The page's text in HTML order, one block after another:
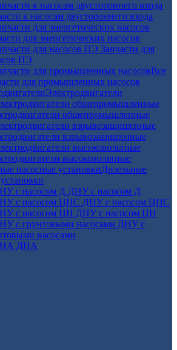
к насосам двустороннего входа
для энергетических насосов
Запчасти для
ПЭ
Все
для промышленных насосов
Электродвигатели
общепромышленные
взрывозащищенные
высоковольтные
Дизельные
ДНУ с насосом Д
ДНУ с насосом ЦНС
ДНУ с насосом ЦН
ДНУ с
насосами
ДНА